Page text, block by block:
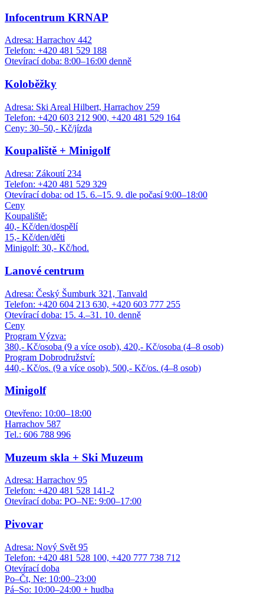
Infocentrum KRNAP
Adresa: Harrachov 442
Telefon: +420 481 529 188
Otevírací doba: 8:00–16:00 denně
Koloběžky
Adresa: Ski Areal Hilbert, Harrachov 259
Telefon: +420 603 212 900, +420 481 529 164
Ceny: 30–50,- Kč/jízda
Koupaliště + Minigolf
Adresa: Zákoutí 234
Telefon: +420 481 529 329
Otevírací doba: od 15. 6.–15. 9. dle počasí 9:00–18:00
Ceny
Koupaliště:
40,- Kč/den/dospělí
15,- Kč/den/děti
Minigolf: 30,- Kč/hod.
Lanové centrum
Adresa: Český Šumburk 321, Tanvald
Telefon: +420 604 213 630, +420 603 777 255
Otevírací doba: 15. 4.–31. 10. denně
Ceny
Program Výzva:
380,- Kč/osoba (9 a více osob), 420,- Kč/osoba (4–8 osob)
Program Dobrodružství:
440,- Kč/os. (9 a více osob), 500,- Kč/os. (4–8 osob)
Minigolf
Otevřeno: 10:00–18:00
Harrachov 587
Tel.: 606 788 996
Muzeum skla + Ski Muzeum
Adresa: Harrachov 95
Telefon: +420 481 528 141-2
Otevírací doba: PO–NE: 9:00–17:00
Pivovar
Adresa: Nový Svět 95
Telefon: +420 481 528 100, +420 777 738 712
Otevírací doba
Po–Čt, Ne: 10:00–23:00
Pá–So: 10:00–24:00 + hudba